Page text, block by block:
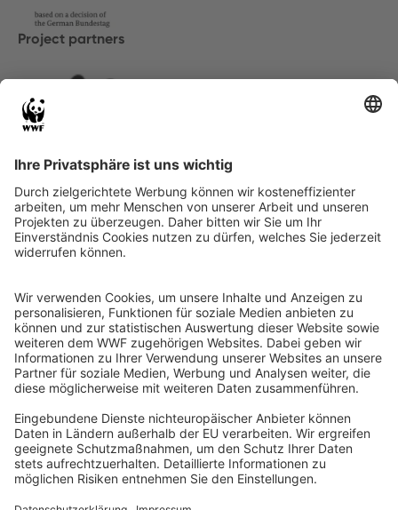
Project partners
© Food Impacts Legal notice
InstagramFacebookXLinkedIn